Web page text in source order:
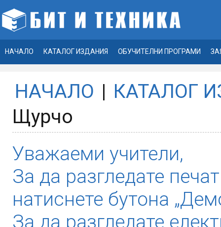
НАЧАЛО КАТАЛОГ ИЗДАНИЯ ОБУЧИТЕЛНИ ПРОГРАМИ
НАЧАЛО | КАТАЛОГ
Щурчо
Уважаеми учители,
За да разгледате
натиснете бутона
За да разгледате